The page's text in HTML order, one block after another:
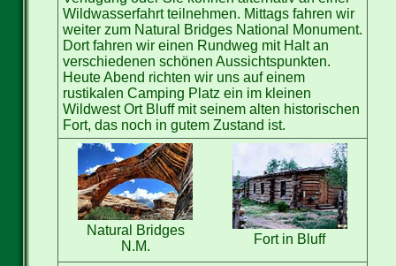
Wildwasserfahrt teilnehmen. Mittags fahren wir
weiter zum Natural Bridges National Monument.
Dort fahren wir einen Rundweg mit Halt an
verschiedenen schönen Aussichtspunkten.
Heute Abend richten wir uns auf einem
rustikalen Camping Platz ein im kleinen
Wildwest Ort Bluff mit seinem alten historischen
Fort, das noch in gutem Zustand ist.
Natural Bridges
N.M.
Fort in Bluff